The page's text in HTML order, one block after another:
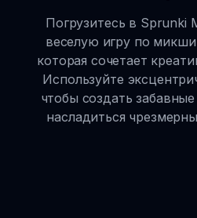
Погрузитесь в Sprunki
веселую игру по
которая сочетает
Используйте
чтобы создать
насладиться